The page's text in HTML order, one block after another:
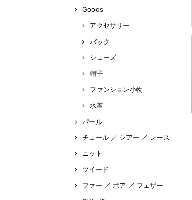
Goods
アクセサリー
バック
シューズ
帽子
ファンション小物
水着
パール
チュール ／ シアー ／ レース
ニット
ツイード
ファー ／ ボア ／ フェザー